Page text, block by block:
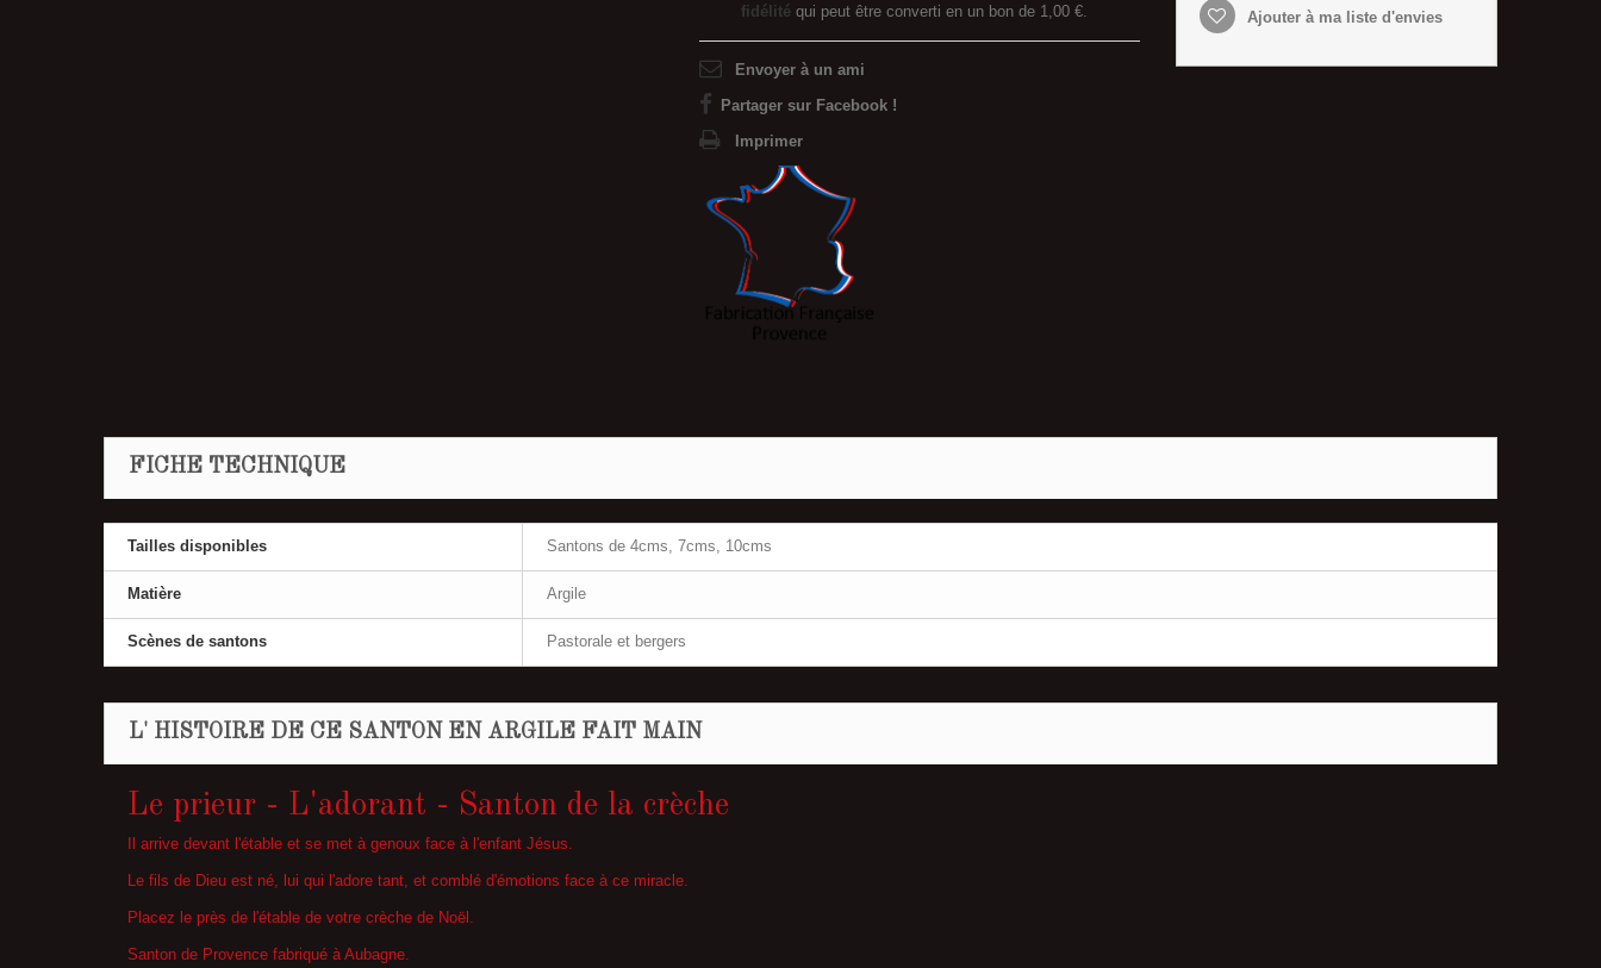
fidélité qui peut être converti en un bon de 1,00 €
Envoyer à un ami
Partager sur Facebook !
Imprimer
Ajouter à ma liste d'envies
FICHE TECHNIQUE
Tailles disponibles Santons de 4cms, 7cms, 10cms
Matière Argile
Scènes de santons Pastorale et bergers
L' HISTOIRE DE CE SANTON EN ARGILE FAIT MAIN
Le prieur - L'adorant - Santon de la crèche
Il arrive devant l'étable et se met à genoux face à l'enfant Jésus.
Le fils de Dieu est né, lui qui l'adore tant, et comblé d'émotions face à ce miracle.
Placez le près de l'étable de votre crèche de Noël.
Santon de Provence fabriqué à Aubagne.